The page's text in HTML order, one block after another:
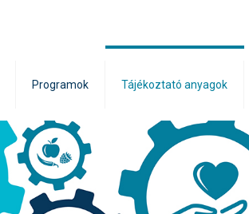
Programok Tájékoztató anyagok